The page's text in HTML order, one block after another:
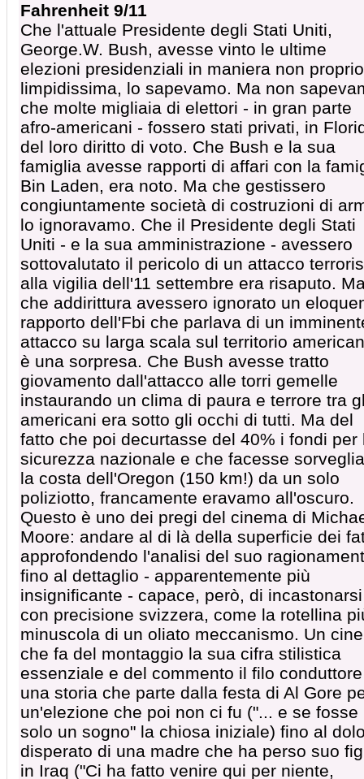
Fahrenheit 9/11
Che l'attuale Presidente degli Stati Uniti,
George.W. Bush, avesse vinto le ultime
elezioni presidenziali in maniera non proprio
limpidissima, lo sapevamo. Ma non
che molte migliaia di elettori - in gran parte
afro-americani - fossero stati privati, in
del loro diritto di voto. Che Bush e la sua
famiglia avesse rapporti di affari con la
Bin Laden, era noto. Ma che gestissero
congiuntamente società di costruzioni di
lo ignoravamo. Che il Presidente degli Stati
Uniti - e la sua amministrazione - avessero
sottovalutato il pericolo di un attacco
alla vigilia dell'11 settembre era risaputo.
che addirittura avessero ignorato un
rapporto dell'Fbi che parlava di un
attacco su larga scala sul territorio
è una sorpresa. Che Bush avesse tratto
giovamento dall'attacco alle torri gemelle
instaurando un clima di paura e terrore tra
americani era sotto gli occhi di tutti. Ma del
fatto che poi decurtasse del 40% i fondi per
sicurezza nazionale e che facesse
la costa dell'Oregon (150 km!) da un solo
poliziotto, francamente eravamo all'oscuro.
Questo è uno dei pregi del cinema di
Moore: andare al di là della superficie dei
approfondendo l'analisi del suo
fino al dettaglio - apparentemente più
insignificante - capace, però, di incastonarsi
con precisione svizzera, come la rotellina
minuscola di un oliato meccanismo. Un
che fa del montaggio la sua cifra stilistica
essenziale e del commento il filo
una storia che parte dalla festa di Al Gore
un'elezione che poi non ci fu ("... e se fosse
solo un sogno" la chiosa iniziale) fino al
disperato di una madre che ha perso suo
in Iraq ("Ci ha fatto venire qui per niente,